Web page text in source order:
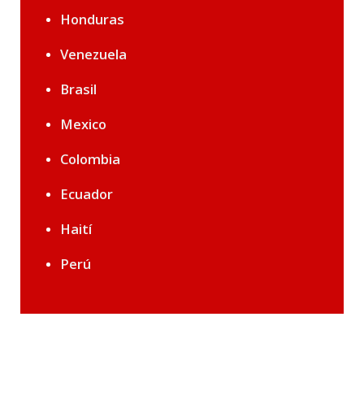
Honduras
Venezuela
Brasil
Mexico
Colombia
Ecuador
Haití
Perú